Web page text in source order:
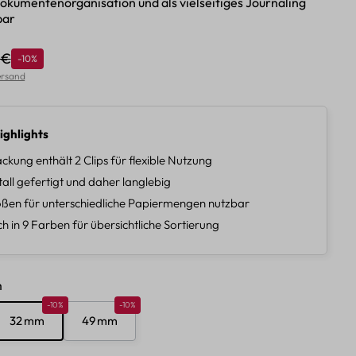
Preis:
€ Rabatt
-10%
enthält 2 Clips für flexible Nutzung
gefertigt und daher langlebig
für unterschiedliche Papiermengen nutzbar
in 9 Farben für übersichtliche Sortierung
32 mm
Rabatt 10%
-10%
49 mm
Rabatt 10%
-10%